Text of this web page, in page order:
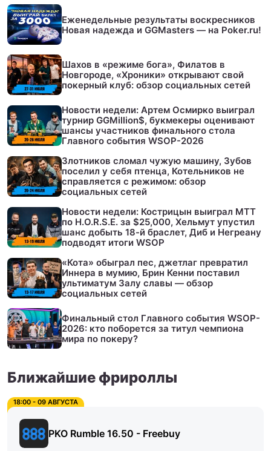
Еженедельные результаты воскресников
Новая надежда и GGMasters — на Poker.ru!
Шахов в «режиме бога», Филатов в
Новгороде, «Хроники» открывают свой
покерный клуб: обзор социальных сетей
Новости недели: Артем Осмирко выиграл
турнир GGMillion$, букмекеры оценивают
шансы участников финального стола
Главного события WSOP-2026
Злотников сломал чужую машину, Зубов
поселил у себя птенца, Котельников не
справляется с режимом: обзор
социальных сетей
Новости недели: Кострицын выиграл МТТ
по H.O.R.S.E. за $25,000, Хельмут упустил
шанс добыть 18-й браслет, Диб и Негреану
подводят итоги WSOP
«Кота» обыграл пес, джетлаг превратил
Иннера в мумию, Брин Кенни поставил
ультиматум Залу славы — обзор
социальных сетей
Финальный стол Главного события WSOP-
2026: кто поборется за титул чемпиона
мира по покеру?
Ближайшие фрироллы
18:00 - 09 АВГУСТА
PKO Rumble 16.50 - Freebuy